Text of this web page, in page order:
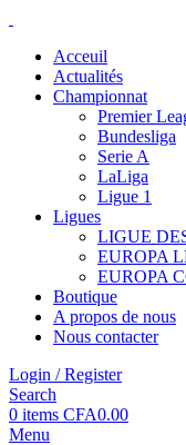
Acceuil
Actualités
Championnat
Premier
Bundesliga
Serie A
LaLiga
Ligue 1
Ligues
LIGUE
EUROPA
EUROPA
Boutique
A propos de nous
Nous contacter
Login / Register
Search
0 items CFA0.00
Menu